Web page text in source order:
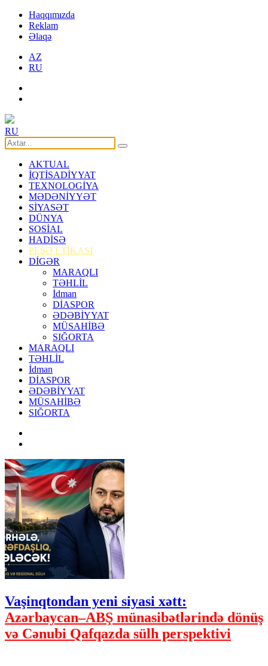
Haqqımızda
Reklam
Əlaqə
AZ
RU
RU
AKTUAL
İQTİSADİYYAT
TEXNOLOGİYA
MƏDƏNİYYƏT
SİYASƏT
DÜNYA
SOSİAL
HADİSƏ
PEŞƏ ETİKASI
DİGƏR
MARAQLI
TƏHLİL
İdman
DİASPOR
ƏDƏBİYYAT
MÜSAHİBƏ
SIĞORTA
MARAQLI
TƏHLİL
İdman
DİASPOR
ƏDƏBİYYAT
MÜSAHİBƏ
SIĞORTA
Vaşinqtondan yeni siyasi xətt:
Azərbaycan–ABŞ münasibətlərində dönüş
və Cənubi Qafqazda sülh perspektivi